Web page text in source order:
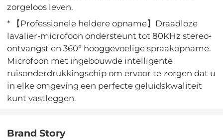
zorgeloos leven.
* 【Professionele heldere opname】Draadloze
lavalier-microfoon ondersteunt tot 80KHz stereo-
ontvangst en 360° hooggevoelige spraakopname.
Microfoon met ingebouwde intelligente
ruisonderdrukkingschip om ervoor te zorgen dat u
in elke omgeving een perfecte geluidskwaliteit
kunt vastleggen.
Brand Story